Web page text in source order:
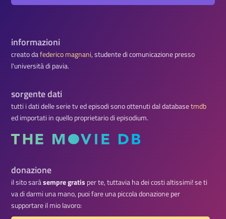
informazioni
creato dafederico magnani, studente di comunicazione presso
l'università di pavia.
sorgente dati
tutti i dati delle serie tv ed episodi sono ottenuti dal databasetmdb
ed importati in quello proprietario di episodium.
donazione
il sito saràsempre gratis per te, tuttavia ha dei costi altissimi! se ti
va di darmi una mano, puoi fare una piccola donazione per
supportare il mio lavoro: